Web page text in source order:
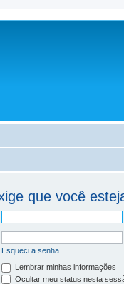
que você
Esqueci a senha
Lembrar minhas informações
Ocultar meu status nesta